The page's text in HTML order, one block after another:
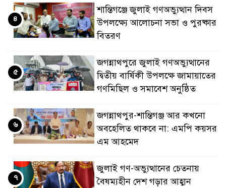
শান্তিগঞ্জে জুলাই গণঅভ্যুত্থান দিবস
উপলক্ষ্যে আলোচনা সভা ও পুরষ্কার
বিতরণ
৪
জগন্নাথপুরে জুলাই গণঅভ্যুত্থানের
দ্বিতীয় বার্ষিকী উপলক্ষে জামায়াতের
গণমিছিল ও সমাবেশ অনুষ্ঠিত
৫
জগন্নাথপুর-শান্তিগঞ্জ আর কখনো
অবহেলিত থাকবে না: এমপি কয়সর
এম আহমেদ
৬
জুলাই গণ-অভ্যুত্থানের চেতনায়
বৈষম্যহীন দেশ গড়ার আহ্বান
৭